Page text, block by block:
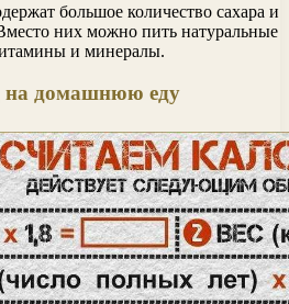
большое количество сахара и
них можно пить натуральные
и минералы.
на домашнюю еду